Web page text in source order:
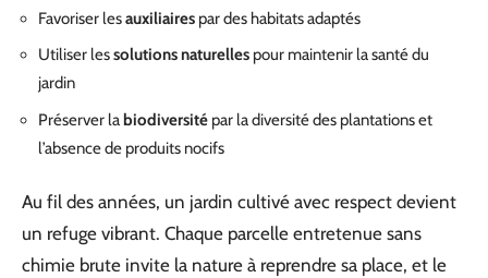
Favoriser lesauxiliaires par des habitats adaptés
Utiliser lessolutions naturelles pour maintenir la santé du
jardin
Préserver la biodiversité par la diversité des plantations et
l’absence de produits nocifs
Au fil des années, un jardin cultivé avec respect devient
un refuge vibrant. Chaque parcelle entretenue sans
chimie brute invite la nature à reprendre sa place, et le